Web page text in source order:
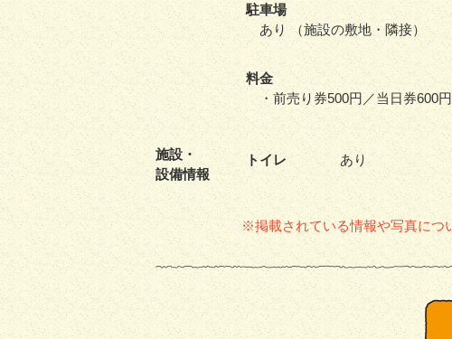
駐車場
あり （施設の敷地・隣接）
料金
・前売り券500円／当日券
施設・
設備情報
トイレ あり
※掲載されている情報や写真につ